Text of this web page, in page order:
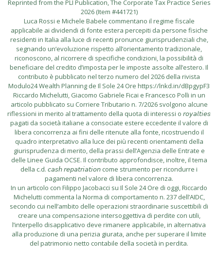
Reprinted from the PLI Publication, The Corporate Tax Practice Series
2026 (Item #441721)
Luca Rossi e Michele Babele commentano il regime fiscale
applicabile ai dividendi di fonte estera percepiti da persone fisiche
residenti in Italia alla luce di recenti pronunce giurisprudenziali che,
segnando un’evoluzione rispetto all’orientamento tradizionale,
riconoscono, al ricorrere di specifiche condizioni, la possibilità di
beneficiare del credito d’imposta per le imposte assolte all’estero. Il
contributo è pubblicato nel terzo numero del 2026 della rivista
Modulo24 Wealth Planning de Il Sole 24 Ore https://lnkd.in/dBpgypF3
Riccardo Michelutti, Giacomo Gabriele Ficai e Francesco Polli in un
articolo pubblicato su Corriere Tributario n. 7/2026 svolgono alcune
riflessioni in merito al trattamento della quota di interessi o 𝘳𝘰𝘺𝘢𝘭𝘵𝘪𝘦𝘴
pagati da società italiane a consociate estere eccedente il valore di
libera concorrenza ai fini delle ritenute alla fonte, ricostruendo il
quadro interpretativo alla luce dei più recenti orientamenti della
giurisprudenza di merito, della prassi dell’Agenzia delle Entrate e
delle Linee Guida OCSE. Il contributo approfondisce, inoltre, il tema
della c.d. 𝘤𝘢𝘴𝘩 𝘳𝘦𝘱𝘢𝘵𝘳𝘪𝘢𝘵𝘪𝘰𝘯 come strumento per ricondurre i
pagamenti nel valore di libera concorrenza.
In un articolo con Filippo Jacobacci su Il Sole 24 Ore di oggi, Riccardo
Michelutti commenta la Norma di comportamento n. 237 dell’AIDC,
secondo cui nell’ambito delle operazioni straordinarie suscettibili di
creare una compensazione intersoggettiva di perdite con utili,
l’interpello disapplicativo deve rimanere applicabile, in alternativa
alla produzione di una perizia giurata, anche per superare il limite
del patrimonio netto contabile della società in perdita.